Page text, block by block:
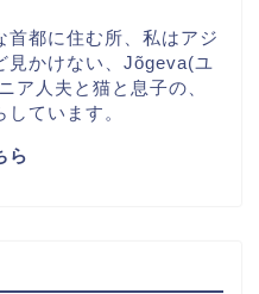
首都に住む所、私はアジ
見かけない
Jõgeva(ユ
ア人夫と猫と息子の
ています。
ら